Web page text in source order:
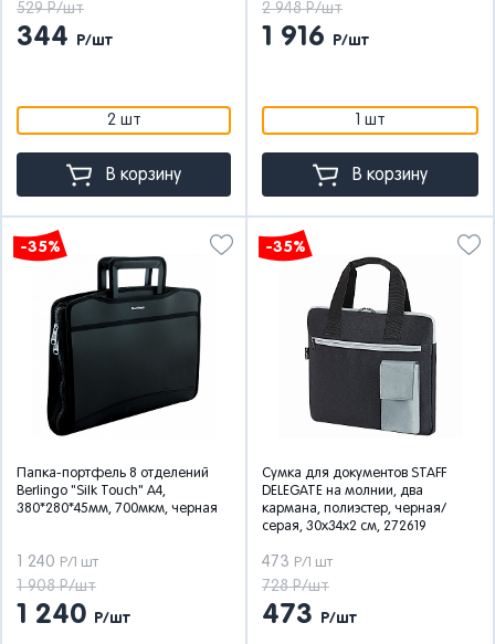
529 Р/шт
344 Р/шт
2 шт
В корзину
2 948 Р/шт
1 916 Р/шт
1 шт
В корзину
-35%
Папка-портфель 8 отделений
Berlingo "Silk Touch" А4,
380*280*45мм, 700мкм, черная
1 240 Р/1 шт
1 908 Р/шт
1 240 Р/шт
-35%
Сумка для документов STAFF
DELEGATE на молнии, два
кармана, полиэстер, черная/
серая, 30х34х2 см, 272619
473 Р/1 шт
728 Р/шт
473 Р/шт